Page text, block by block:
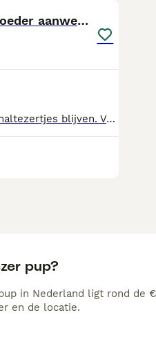
over dit hondenras.
Mini maltezer leeuwtjes. Vader en moeder aanwezig.
Maltezer leeuwtjes pups. Dit zullen kleine maltezertjes blijven. Vader en moeder allebei bij ons aanwezig. Rasecht. De hondjes groeien in huis op en zijn kleine kinderen en ook poezen gewend. De hondjes zijn nu bijna 7 weken. Ze worden met de 7 weken ingeënt en gechipt. Vanaf 8 weken zullen ze naar alle waarschijnlijkheid ( dit in overleg met de dierenarts) naar een nieuw baasje mogen. De gezondheid wordt gecheckt door onze dierenarts en ze zijn dan in het bezit van een paspoort en gezondheidsverklaring. Ze worden bij ons voor vertrek 3x ontwormd. Ook zijn ze preventief ontvlooid. Maltezertjes zijn de grootste kindervriendjes, ze verharen niet, zijn hypoallergeen en daardoor uitermate geschikt voor mensen met een allergie. We zijn al volop bezig met Maltezer zindelijkheidstraining. Maltezertjes leren heel snel en luisteren over het algemeen heel goed. Zijn heel trouw aan hun baasje. Tijdens je (jullie) vakantie of gewoon een dagje weg mag je het hondje in de toekomst bij ons komen logeren. Zo zien we het hondje met haar/zijn baasje(s) nog eens terug🙂
pup?
in Nederland ligt rond de
en de locatie.